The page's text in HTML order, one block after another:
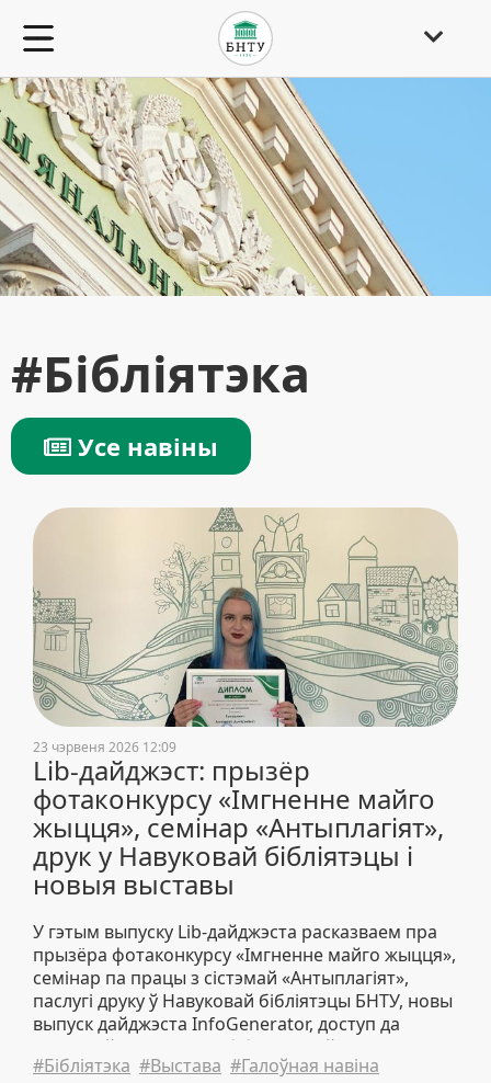
#Бібліятэка
Усе навіны
23 чэрвеня 2026 12:09
Lib-дайджэст: прызёр
фотаконкурсу «Імгненне майго
жыцця», семінар «Антыплагіят»,
друк у Навуковай бібліятэцы і
новыя выставы
У гэтым выпуску Lib-дайджэста расказваем пра
прызёра фотаконкурсу «Імгненне майго жыцця»,
семінар па працы з сістэмай «Антыплагіят»,
паслугі друку ў Навуковай бібліятэцы БНТУ, новы
выпуск дайджэста InfoGenerator, доступ да
калекцый электронна-бібліятэчнай сістэмы
выдавецтва «Тонкія навукаёмістыя тэхналогіі», а
#Бібліятэка #Выстава #Галоўная навіна